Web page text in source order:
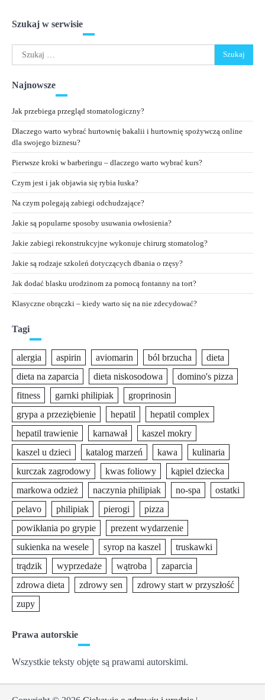
Szukaj w serwisie
Szukaj:
Najnowsze
Jak przebiega przegląd stomatologiczny?
Dlaczego warto wybrać hurtownię bakalii i hurtownię spożywczą online
dla swojego biznesu?
Pierwsze kroki w barberingu – dlaczego warto wybrać kurs?
Czym jest i jak objawia się rybia łuska?
Na czym polegają zabiegi odchudzające?
Jakie są popularne sposoby usuwania owłosienia?
Jakie zabiegi rekonstrukcyjne wykonuje chirurg stomatolog?
Jakie są rodzaje szkoleń dotyczących dbania o rzęsy?
Jak dodać blasku urodzinom za pomocą fontanny na tort?
Klasyczne obrączki – kiedy warto się na nie zdecydować?
Tagi
alergia aspirin aviomarin ból brzucha
dieta
dieta na zaparcia
dieta niskosodowa
domino's pizza
fitness
garnki philipiak
groprinosin
grypa a przeziębienie
hepatil
hepatil complex
hepatil trawienie
karnawał
kaszel mokry
kaszel u dzieci
katalog marzeń kawa
kulinaria
kurczak zagrodowy
kwas foliowy
kąpiel dziecka
markowa odzież
naczynia philipiak no-spa
ostatki
pelavo
philipiak pierogi
pizza
powikłania po grypie
prezent wydarzenie
sukienka na wesele
syrop na kaszel
truskawki
trądzik
wyprzedaże wątroba
zaparcia
zdrowa dieta
zdrowy sen
zdrowy start w przyszłość
zupy
Prawa autorskie
Wszystkie teksty objęte są prawami autorskimi.